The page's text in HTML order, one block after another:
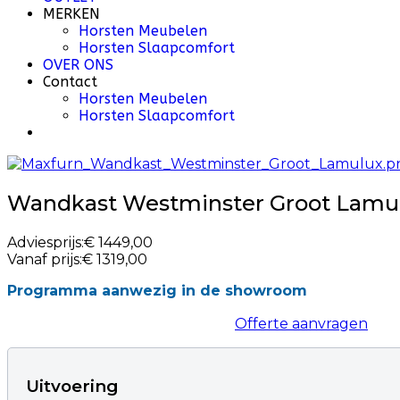
MERKEN
Horsten Meubelen
Horsten Slaapcomfort
OVER ONS
Contact
Horsten Meubelen
Horsten Slaapcomfort
Wandkast Westminster Groot
Adviesprijs:€ 1449,00
Vanaf prijs:€ 1319,00
Programma aanwezig in de showroom
Offerte aanvragen
Uitvoering